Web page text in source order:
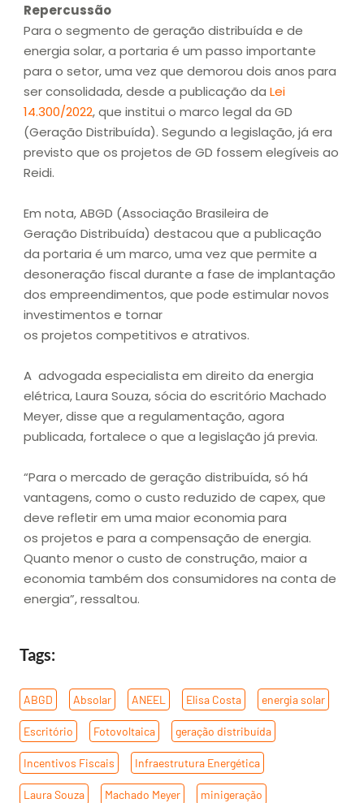
Repercussão
Para o segmento de geração distribuída e de
energia solar, a portaria é um passo importante
para o setor, uma vez que demorou dois anos para
ser consolidada, desde a publicação da Lei
14.300/2022, que institui o marco legal da GD
(Geração Distribuída). Segundo a legislação, já era
previsto que os projetos de GD fossem elegíveis ao
Reidi.
Em nota, ABGD (Associação Brasileira de
Geração Distribuída) destacou que a publicação
da portaria é um marco, uma vez que permite a
desoneração fiscal durante a fase de implantação
dos empreendimentos, que pode estimular novos
investimentos e tornar
os projetos competitivos e atrativos.
A advogada especialista em direito da energia
elétrica, Laura Souza, sócia do escritório Machado
Meyer, disse que a regulamentação, agora
publicada, fortalece o que a legislação já previa.
“Para o mercado de geração distribuída, só há
vantagens, como o custo reduzido de capex, que
deve refletir em uma maior economia para
os projetos e para a compensação de energia.
Quanto menor o custo de construção, maior a
economia também dos consumidores na conta de
energia”, ressaltou.
Tags:
ABGD Absolar ANEEL Elisa Costa energia solar
Escritório Fotovoltaica geração distribuída
Incentivos Fiscais Infraestrutura Energética
Laura Souza Machado Meyer minigeração